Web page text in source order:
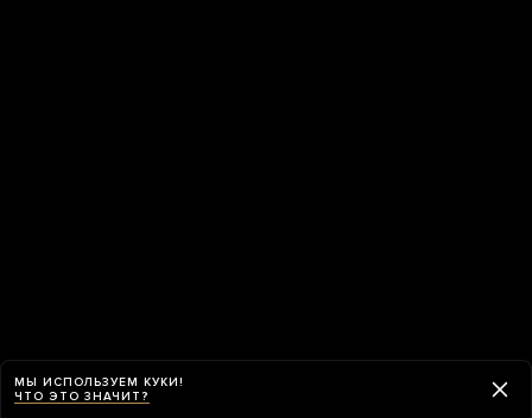
МЫ ИСПОЛЬЗУЕМ КУКИ!
ЧТО ЭТО ЗНАЧИТ?